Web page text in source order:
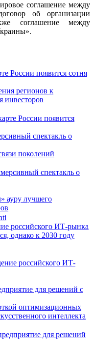
соглашение между
об организации
соглашение между
России появится сотня
регионов к
инвесторов
спектакль о
поколений
ауру лучшего
российского ИТ-рынка
однако к 2030 году
для решений с
оптимизационных
интеллекта